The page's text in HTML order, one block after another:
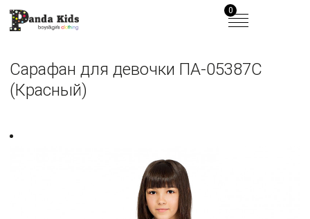
0
Сарафан для девочки ПА-05387С
(Красный)